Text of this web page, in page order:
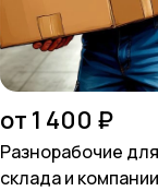
от 1 400 ₽
Разнорабочие
склада и компании